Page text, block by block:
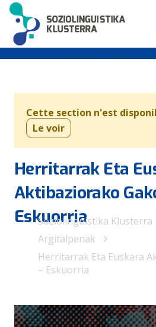
Cette section n'est
Le voir
Herritarrak Eta
Aktibaziorako
Eskuorria
Soziolinguistika Klusterra
Argitalpenak
Herritarrak Eta Euskara
– Eskuorria